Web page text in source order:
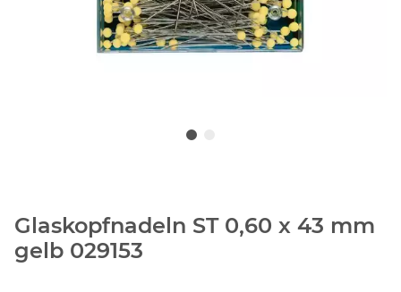
Glaskopfnadeln ST 0,60 x 43 mm
gelb 029153